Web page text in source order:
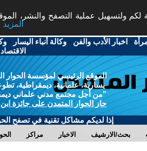
لكم ولتسهيل عملية التصفح والنشر،
More info - المزيد
- اخبار الأدب والفن -وكالة أنباء اليسار -
الاقتصاد
الموقع الرئيسي لمؤسسة الحوار
يسارية، علمانية، ديمقراطية،
"من أجل مجتمع مدني علماني
حاز الحوار المتمدن على جائزة
إذا لديكم مشاكل تقنية في تصفح
مراكز الاخبار بحث/الارشيف